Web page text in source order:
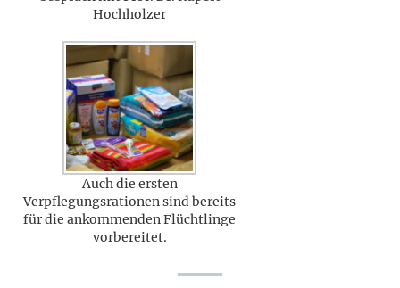
Hochholzer
Auch die ersten
Verpflegungsrationen sind bereits
für die ankommenden Flüchtlinge
vorbereitet.